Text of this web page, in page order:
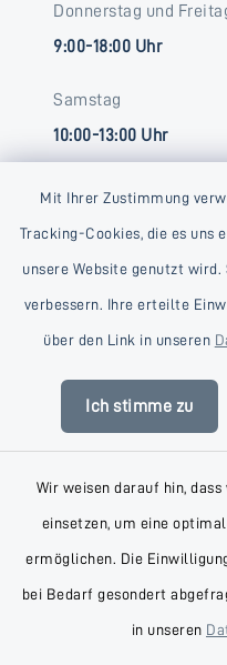
Mit Ihrer Zustimmung
Tracking-Cookies, die es uns
unsere Website genutzt
verbessern. Ihre erteilte
über den Link in unseren
Ich stimme zu
Wir weisen darauf hin,
einsetzen, um eine
ermöglichen. Die
bei Bedarf gesondert
in unseren
Donnerstag und
9:00-18:00 Uhr
Samstag
10:00-13:00 Uhr